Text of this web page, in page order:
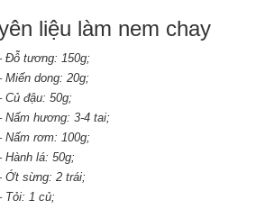
liệu làm nem chay
150g;
dong: 20g;
đậu: 50g;
hương: 3-4 tai;
rơm: 100g;
lá: 50g;
2 trái;
1 củ;